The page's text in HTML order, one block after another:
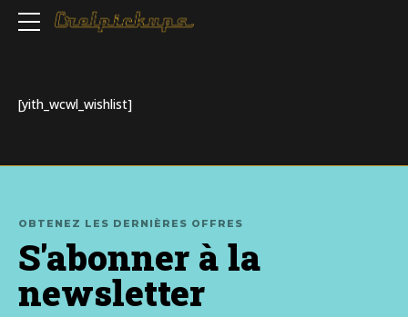
[yith_wcwl_wishlist]
OBTENEZ LES DERNIÈRES OFFRES
S'abonner à la
newsletter